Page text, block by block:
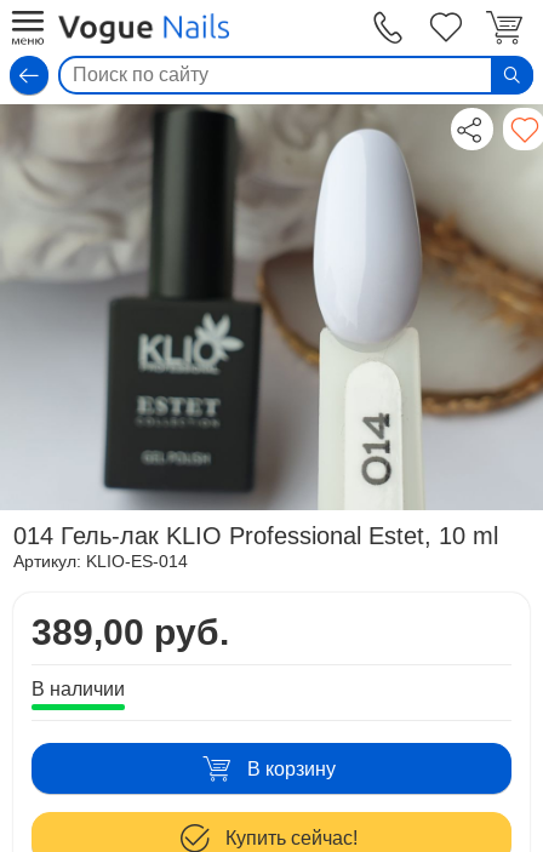
014 Гель-лак KLIO Professional Estet, 10 ml
Артикул: KLIO-ES-014
389,00 руб.
В наличии
В корзину
Купить сейчас!